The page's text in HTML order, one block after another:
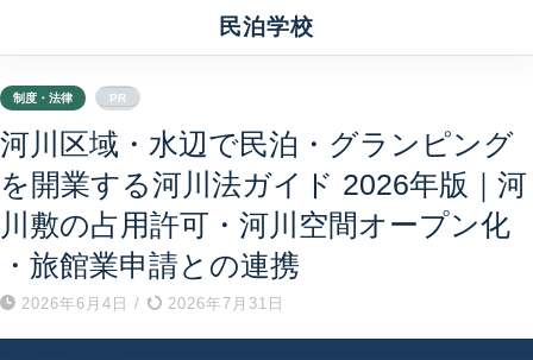
民泊学校
制度・法律 PR
河川区域・水辺で民泊・グランピング
を開業する河川法ガイド 2026年版｜河
川敷の占用許可・河川空間オープン化
・旅館業申請との連携
2026年6月4日 / 2026年7月31日